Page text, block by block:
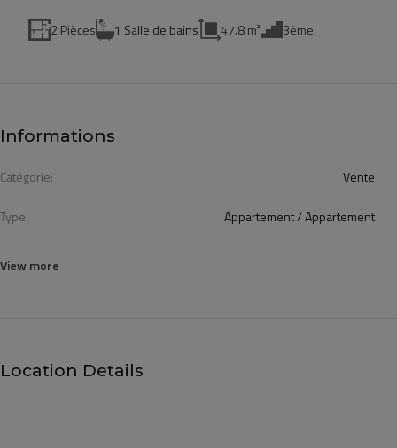
2 Pièces 1 Salle de bains 47.8 m² 3ème
Informations
Catégorie: Vente
Type: Appartement / Appartement
View more
Location Details